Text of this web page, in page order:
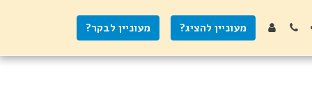
מעוניין להציג? מעוניין לבקר?